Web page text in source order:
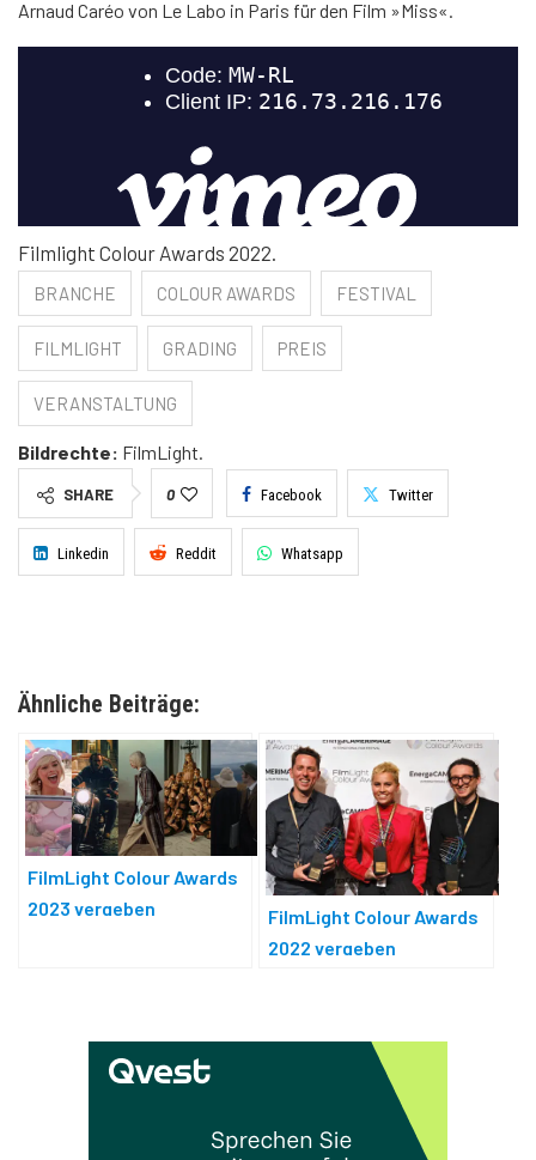
Arnaud Caréo von Le Labo in Paris für den Film »Miss«.
Filmlight Colour Awards 2022.
BRANCHE COLOUR AWARDS FESTIVAL
FILMLIGHT GRADING PREIS
VERANSTALTUNG
Bildrechte: FilmLight.
SHARE 0 Facebook Twitter
Linkedin Reddit Whatsapp
Ähnliche Beiträge:
FilmLight Colour Awards
2023 vergeben
FilmLight Colour Awards
2022 vergeben